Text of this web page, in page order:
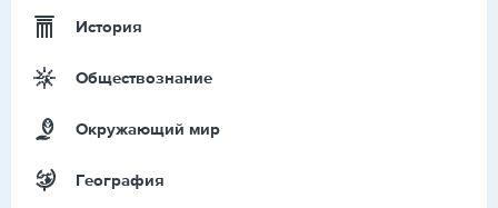
История
Обществознание
Окружающий мир
География